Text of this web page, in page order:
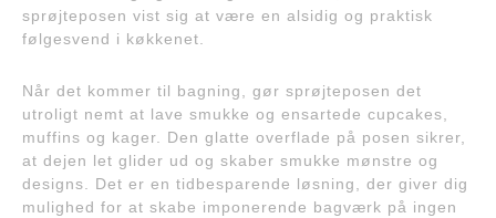
sprøjteposen vist sig at være en alsidig og praktisk
følgesvend i køkkenet.
Når det kommer til bagning, gør sprøjteposen det
utroligt nemt at lave smukke og ensartede cupcakes,
muffins og kager. Den glatte overflade på posen sikrer,
at dejen let glider ud og skaber smukke mønstre og
designs. Det er en tidbesparende løsning, der giver dig
mulighed for at skabe imponerende bagværk på ingen